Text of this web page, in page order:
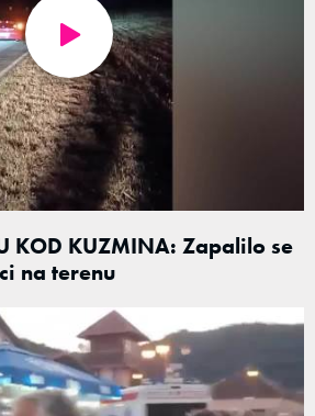
KOD KUZMINA: Zapalilo se
na terenu